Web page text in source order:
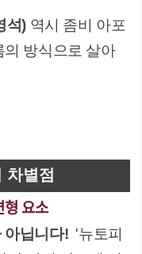
석) 역시 좀비 아포
방식으로 살아
차별점
요소
아닙니다! '뉴토피